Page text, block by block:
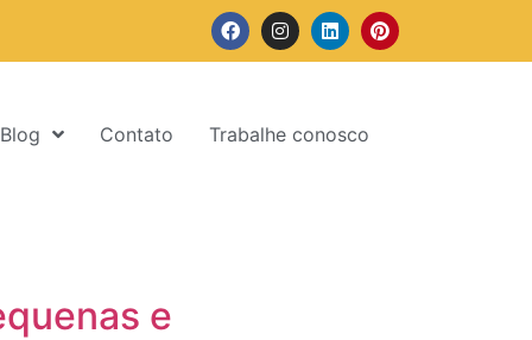
Blog Contato Trabalhe conosco
e